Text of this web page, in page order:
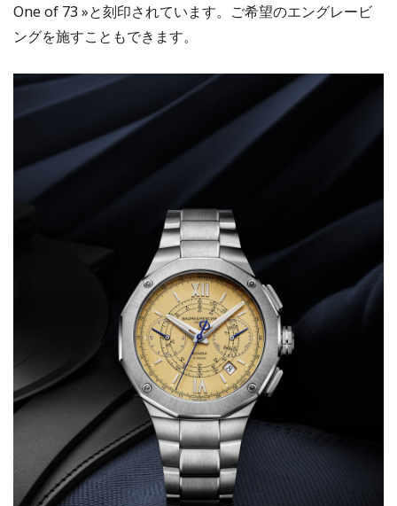
One of 73 »と刻印されています。ご希望のエングレービ
ングを施すこともできます。